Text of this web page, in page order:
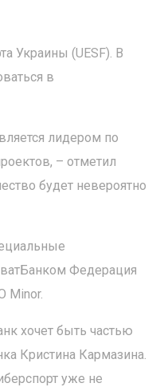
Украины (UESF). В
в
лидером по
– отметил
будет невероятно
Федерация
Minor.
хочет быть частью
Кристина Кармазина.
уже не